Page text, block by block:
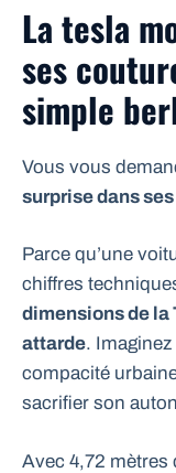
La tesla
ses
simple
Vous vous
surprise dans
Parce qu’une
chiffres
dimensions de la
attarde.
compacité
sacrifier son
Avec 4,72 mètres